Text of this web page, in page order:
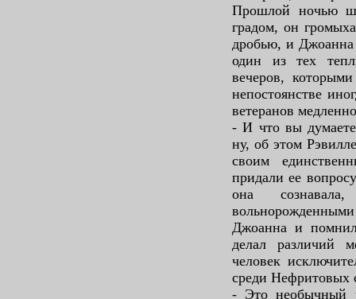
Прошлой ночью
градом, он
дробью, и Джоанна
один из тех
вечеров,
непостоянстве
ветеранов
- И что вы
ну, об этом
своим
придали ее
она
Джоанна и
делал различий
человек
среди Нефритовых
- Это необычный